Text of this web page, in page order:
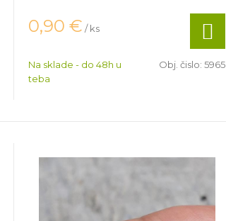
0,90 € / ks
Na sklade - do 48h u
teba
Obj. čislo: 5965